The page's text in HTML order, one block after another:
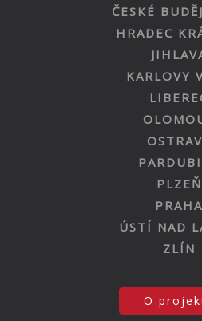
ČESKÉ
HRADEC
KARLOVY
PLZEŇ
PRAHA
ÚSTÍ NAD
ZLÍN
O